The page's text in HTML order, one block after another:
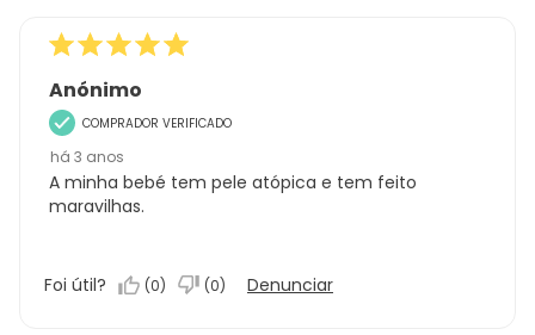
análises
Anónimo
COMPRADOR VERIFICADO
há 3 anos
A minha bebé tem pele atópica e tem feito
maravilhas.
Foi útil? (0) (0) Denunciar